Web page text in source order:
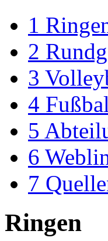
1
2
3
4
5
6
7
Ringen